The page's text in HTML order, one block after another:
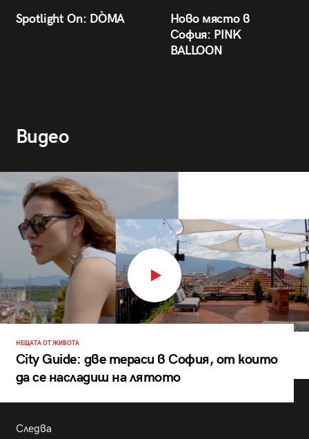
Spotlight On: DÒMA
Ново място в
София: PINK
BALLOON
Видео
НЕЩАТА ОТ ЖИВОТА
City Guide: две тераси в София, от които
да се насладиш на лятото
Следва